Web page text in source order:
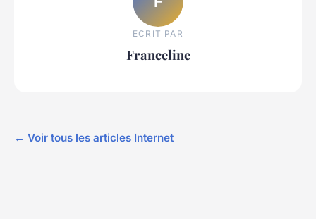
ECRIT PAR
Franceline
← Voir tous les articles Internet